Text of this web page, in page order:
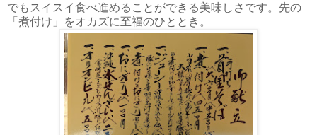
でもスイスイ食べ進めることができる美味しさです。先の
「煮付け」をオカズに至福のひととき。